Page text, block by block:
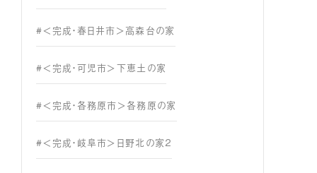
#＜完成・春日井市＞高森台の家
#＜完成・可児市＞下恵土の家
#＜完成・各務原市＞各務原の家
#＜完成・岐阜市＞日野北の家２